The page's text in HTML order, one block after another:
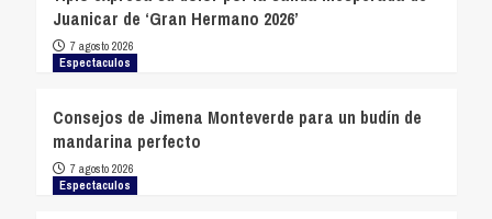
Juanicar de ‘Gran Hermano 2026’
7 agosto 2026
Espectaculos
Consejos de Jimena Monteverde para un budín de
mandarina perfecto
7 agosto 2026
Espectaculos